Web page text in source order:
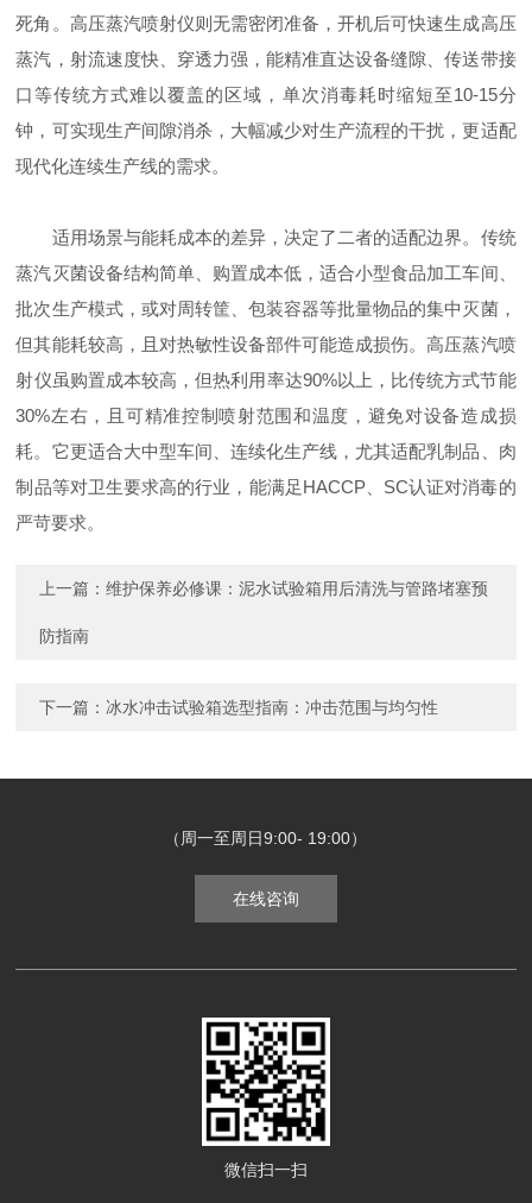
死角。高压蒸汽喷射仪则无需密闭准备，开机后可快速生成高压
蒸汽，射流速度快、穿透力强，能精准直达设备缝隙、传送带接
口等传统方式难以覆盖的区域，单次消毒耗时缩短至10-15分
钟，可实现生产间隙消杀，大幅减少对生产流程的干扰，更适配
现代化连续生产线的需求。
适用场景与能耗成本的差异，决定了二者的适配边界。传统
蒸汽灭菌设备结构简单、购置成本低，适合小型食品加工车间、
批次生产模式，或对周转筐、包装容器等批量物品的集中灭菌，
但其能耗较高，且对热敏性设备部件可能造成损伤。高压蒸汽喷
射仪虽购置成本较高，但热利用率达90%以上，比传统方式节能
30%左右，且可精准控制喷射范围和温度，避免对设备造成损
耗。它更适合大中型车间、连续化生产线，尤其适配乳制品、肉
制品等对卫生要求高的行业，能满足HACCP、SC认证对消毒的
严苛要求。
上一篇：维护保养必修课：泥水试验箱用后清洗与管路堵塞预
防指南
下一篇： 冰水冲击试验箱选型指南：冲击范围与均匀性
（周一至周日9:00- 19:00）
在线咨询
微信扫一扫